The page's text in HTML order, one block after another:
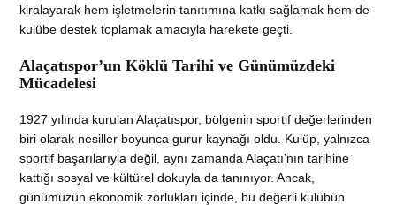
kiralayarak hem işletmelerin tanıtımına katkı sağlamak hem de
kulübe destek toplamak amacıyla harekete geçti.
Alaçatıspor’un Köklü Tarihi ve Günümüzdeki
Mücadelesi
1927 yılında kurulan Alaçatıspor, bölgenin sportif değerlerinden
biri olarak nesiller boyunca gurur kaynağı oldu. Kulüp, yalnızca
sportif başarılarıyla değil, aynı zamanda Alaçatı’nın tarihine
kattığı sosyal ve kültürel dokuyla da tanınıyor. Ancak,
günümüzün ekonomik zorlukları içinde, bu değerli kulübün